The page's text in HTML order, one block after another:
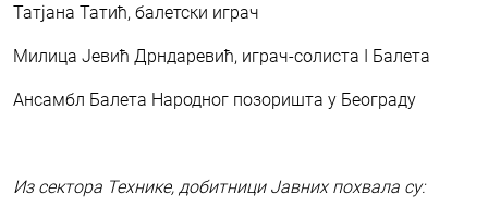
Татјана Татић, балетски играч
Милица Јевић Дрндаревић, играч-солиста I Балета
Ансамбл Балета Народног позоришта у Београду
Из сектора Технике, добитници Јавних похвала су: